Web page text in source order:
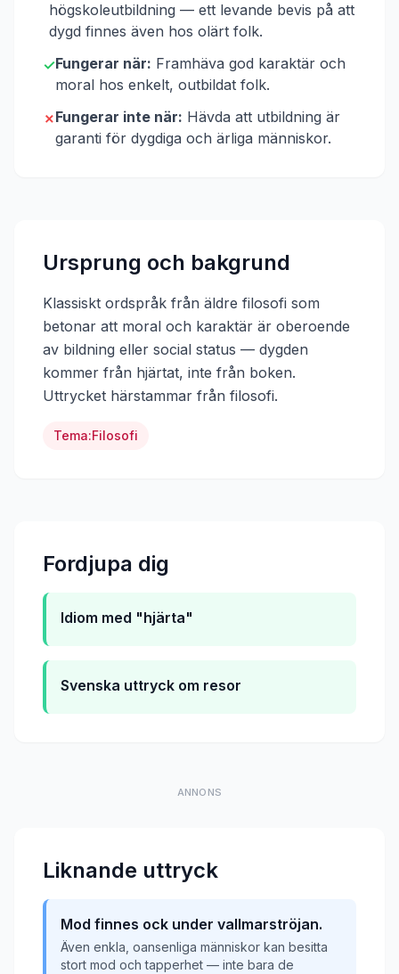
högskoleutbildning — ett levande bevis på att
dygd finnes även hos olärt folk.
✓Fungerar när: Framhäva god karaktär och
moral hos enkelt, outbildat folk.
✗Fungerar inte när: Hävda att utbildning är
garanti för dygdiga och ärliga människor.
Ursprung och bakgrund
Klassiskt ordspråk från äldre filosofi som
betonar att moral och karaktär är oberoende
av bildning eller social status — dygden
kommer från hjärtat, inte från boken.
Uttrycket härstammar från filosofi.
Tema:Filosofi
Fordjupa dig
Idiom med "hjärta"
Svenska uttryck om resor
ANNONS
Liknande uttryck
Mod finnes ock under vallmarströjan.
Även enkla, oansenliga människor kan besitta
stort mod och tapperhet — inte bara de